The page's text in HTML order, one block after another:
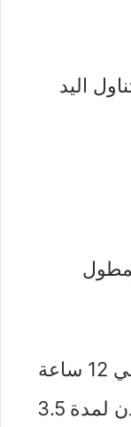
اليد
يبلغ إجمالي عمر البطارية حوالي 12 ساعة
(يمكن أن تستمر كل سماعة أذن لمدة 3.5